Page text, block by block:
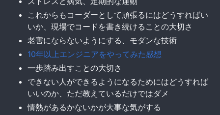
これからもコーダーとして頑張るにはどうすればい
いか、現場でコードを書き続けることの大切さ
老害にならないようにする、モダンな技術
10年以上エンジニアをやってみた感想
一歩踏み出すことの大切さ
できない人ができるようになるためにはどうすれば
いいのか、ただ教えているだけではダメ
情熱があるかないかが大事な気がする